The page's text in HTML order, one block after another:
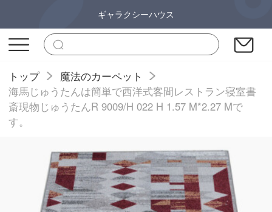
ギャラクシーハウス
トップ
魔法のカーペット
海馬じゅうたんは簡単で西洋式客間レストラン寝室書
斎現物じゅうたんR 9009/H 022 H 1.57 M*2.27 Mで
す。